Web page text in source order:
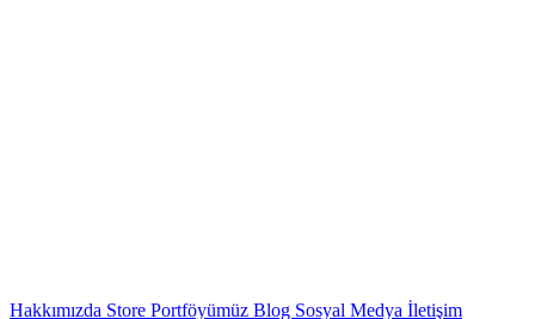
Hakkımızda Store Portföyümüz Blog Sosyal Medya İletişim